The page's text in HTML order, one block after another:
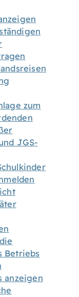
zum
JGS-
Betriebs
anzeigen